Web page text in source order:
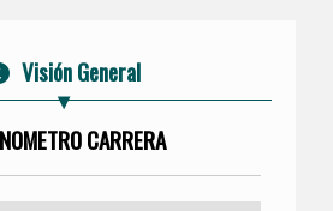
Visión General
CARRERA